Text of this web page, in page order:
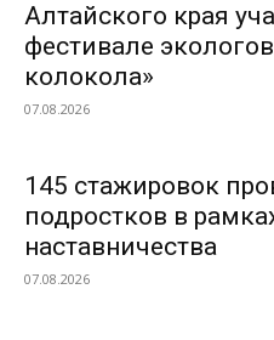
Алтайского края
фестивале
колокола»
07.08.2026
145 стажировок
подростков в
наставничества
07.08.2026